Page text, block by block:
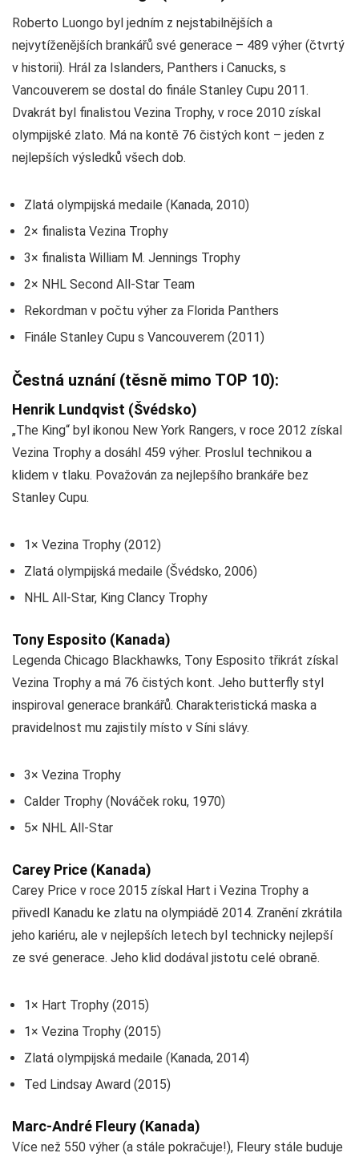
Roberto Luongo byl jedním z nejstabilnějších a
nejvytíženějších brankářů své generace – 489 výher (čtvrtý
v historii). Hrál za Islanders, Panthers i Canucks, s
Vancouverem se dostal do finále Stanley Cupu 2011.
Dvakrát byl finalistou Vezina Trophy, v roce 2010 získal
olympijské zlato. Má na kontě 76 čistých kont – jeden z
nejlepších výsledků všech dob.
Zlatá olympijská medaile (Kanada, 2010)
2× finalista Vezina Trophy
3× finalista William M. Jennings Trophy
2× NHL Second All-Star Team
Rekordman v počtu výher za Florida Panthers
Finále Stanley Cupu s Vancouverem (2011)
Čestná uznání (těsně mimo TOP 10):
Henrik Lundqvist (Švédsko)
„The King“ byl ikonou New York Rangers, v roce 2012 získal
Vezina Trophy a dosáhl 459 výher. Proslul technikou a
klidem v tlaku. Považován za nejlepšího brankáře bez
Stanley Cupu.
1× Vezina Trophy (2012)
Zlatá olympijská medaile (Švédsko, 2006)
NHL All-Star, King Clancy Trophy
Tony Esposito (Kanada)
Legenda Chicago Blackhawks, Tony Esposito třikrát získal
Vezina Trophy a má 76 čistých kont. Jeho butterfly styl
inspiroval generace brankářů. Charakteristická maska a
pravidelnost mu zajistily místo v Síni slávy.
3× Vezina Trophy
Calder Trophy (Nováček roku, 1970)
5× NHL All-Star
Carey Price (Kanada)
Carey Price v roce 2015 získal Hart i Vezina Trophy a
přivedl Kanadu ke zlatu na olympiádě 2014. Zranění zkrátila
jeho kariéru, ale v nejlepších letech byl technicky nejlepší
ze své generace. Jeho klid dodával jistotu celé obraně.
1× Hart Trophy (2015)
1× Vezina Trophy (2015)
Zlatá olympijská medaile (Kanada, 2014)
Ted Lindsay Award (2015)
Marc-André Fleury (Kanada)
Více než 550 výher (a stále pokračuje!), Fleury stále buduje